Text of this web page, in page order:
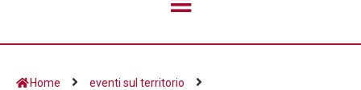
Home
eventi sul territorio